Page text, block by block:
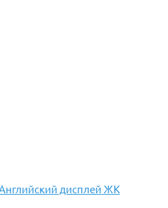
Английский дисплей ЖК